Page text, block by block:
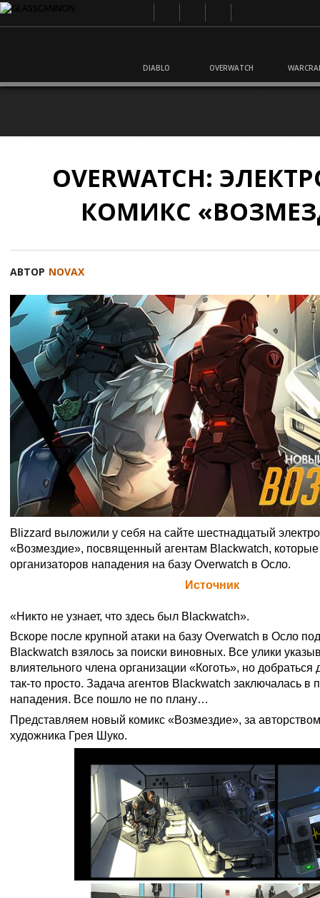
DIABLO OVERWATCH
OVERWATCH:
КОМИКС
АВТОР NOVAX
Blizzard выложили у себя на сайте шестнадцатый
«Возмездие», посвященный агентам Blackwatch, которые
организаторов нападения на базу Overwatch в Осло.
Источник
«Никто не узнает, что здесь был Blackwatch».
Вскоре после крупной атаки на базу Overwatch в Осло
Blackwatch взялось за поиски виновных. Все улики
влиятельного члена организации «Коготь», но добраться
так-то просто. Задача агентов Blackwatch заключалась в
нападения. Все пошло не по плану…
Представляем новый комикс «Возмездие», за
художника Грея Шуко.